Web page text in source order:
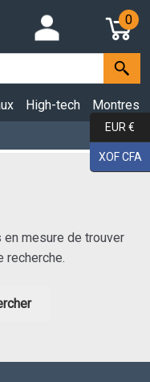
0
High-tech
Montres
mesure de trouver
recherche.
EUR €
XOF CFA